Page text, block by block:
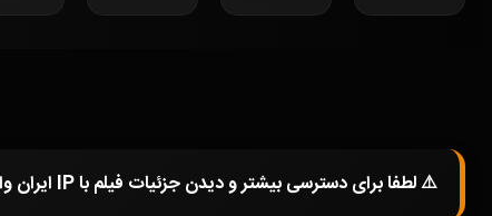
⚠️ لطفا برای دسترسی بیشتر و دیدن جزئیات فیلم با IP ایران وارد شوید و یا در صورتی که از فیلترشکن استفاده میکنید خاموش کرده و صفحه را مجددا باز کنید.